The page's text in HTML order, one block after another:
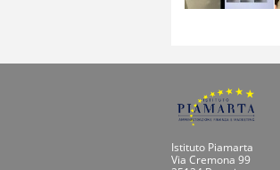
Istituto Piamarta
Via Cremona 99